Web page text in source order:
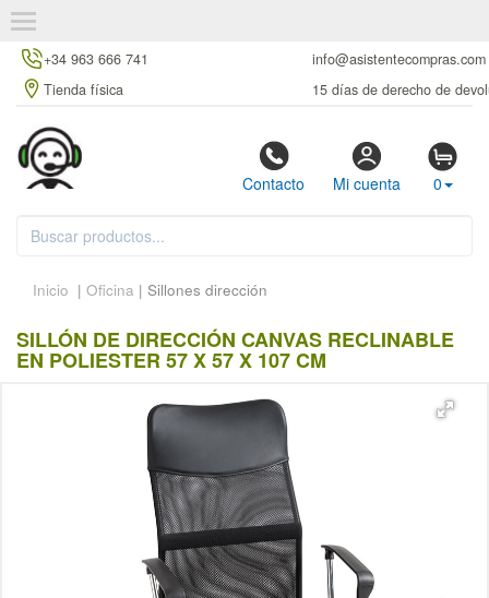
+34 963 666 741
info@asistentecompras.com
Tienda física
15 días de derecho de
Contacto Mi cuenta 0
Inicio | Oficina | Sillones dirección
SILLÓN DE DIRECCIÓN CANVAS RECLINABLE
EN POLIESTER 57 X 57 X 107 CM